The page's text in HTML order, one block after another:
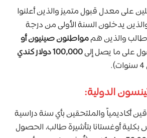
على معدل قبول متميز والذين أعلنوا
يدخلون السنة الأولى من درجة
طالب والذين هممواطنون صينيون أو
على ما يصل إلى100,000 دولار كندي
أكاديمياً والملتحقين بأي سنة دراسية
بكلية أوغستانا بتأشيرة طالب، الحصول